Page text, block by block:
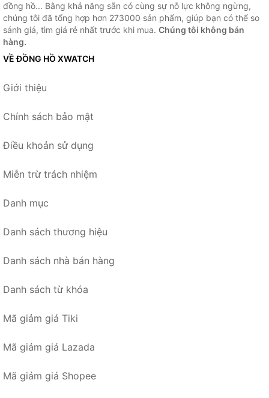
đồng hồ... Bằng khả năng sẵn có cùng sự nỗ lực không ngừng,
chúng tôi đã tổng hợp hơn 273000 sản phẩm, giúp bạn có thể so
sánh giá, tìm giá rẻ nhất trước khi mua. Chúng tôi không bán
hàng.
VỀ ĐỒNG HỒ XWATCH
Giới thiệu
Chính sách bảo mật
Điều khoản sử dụng
Miễn trừ trách nhiệm
Danh mục
Danh sách thương hiệu
Danh sách nhà bán hàng
Danh sách từ khóa
Mã giảm giá Tiki
Mã giảm giá Lazada
Mã giảm giá Shopee